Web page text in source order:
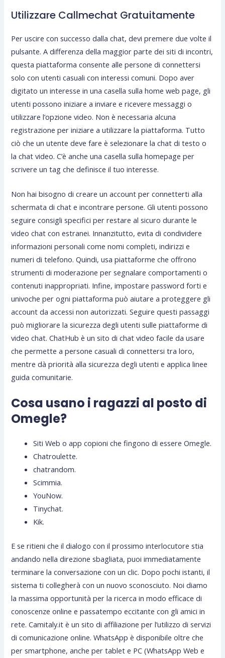
Utilizzare Callmechat Gratuitamente
Per uscire con successo dalla chat, devi premere due volte il
pulsante. A differenza della maggior parte dei siti di incontri,
questa piattaforma consente alle persone di connettersi
solo con utenti casuali con interessi comuni. Dopo aver
digitato un interesse in una casella sulla home web page, gli
utenti possono iniziare a inviare e ricevere messaggi o
utilizzare l’opzione video. Non è necessaria alcuna
registrazione per iniziare a utilizzare la piattaforma. Tutto
ciò che un utente deve fare è selezionare la chat di testo o
la chat video. C’è anche una casella sulla homepage per
scrivere un tag che definisce il tuo interesse.
Non hai bisogno di creare un account per connetterti alla
schermata di chat e incontrare persone. Gli utenti possono
seguire consigli specifici per restare al sicuro durante le
video chat con estranei. Innanzitutto, evita di condividere
informazioni personali come nomi completi, indirizzi e
numeri di telefono. Quindi, usa piattaforme che offrono
strumenti di moderazione per segnalare comportamenti o
contenuti inappropriati. Infine, impostare password forti e
univoche per ogni piattaforma può aiutare a proteggere gli
account da accessi non autorizzati. Seguire questi passaggi
può migliorare la sicurezza degli utenti sulle piattaforme di
video chat. ChatHub è un sito di chat video facile da usare
che permette a persone casuali di connettersi tra loro,
mentre dà priorità alla sicurezza degli utenti e applica linee
guida comunitarie.
Cosa usano i ragazzi al posto di
Omegle?
Siti Web o app copioni che fingono di essere Omegle.
Chatroulette.
chatrandom.
Scimmia.
YouNow.
Tinychat.
Kik.
E se ritieni che il dialogo con il prossimo interlocutore stia
andando nella direzione sbagliata, puoi immediatamente
terminare la conversazione con un clic. Dopo pochi istanti, il
sistema ti collegherà con un nuovo sconosciuto. Noi diamo
la massima opportunità per la ricerca in modo efficace di
conoscenze online e passatempo eccitante con gli amici in
rete. Camitaly.it è un sito di affiliazione per l’utilizzo di servizi
di comunicazione online. WhatsApp è disponibile oltre che
per smartphone, anche per tablet e PC (WhatsApp Web e